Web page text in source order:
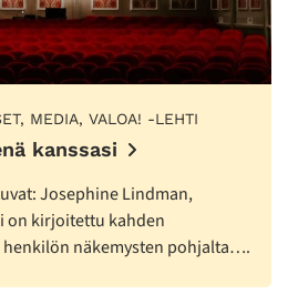
MEDIA, VALOA! -LEHTI
kanssasi
Josephine Lindman,
on kirjoitettu kahden
näkemysten pohjalta….